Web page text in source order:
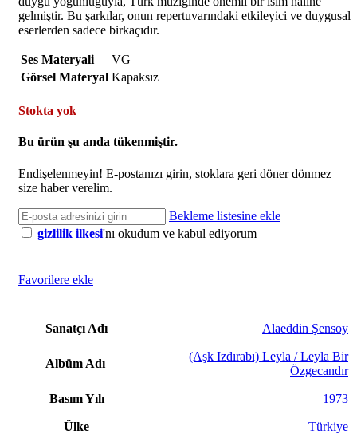
gelmiştir. Bu şarkılar, onun repertuvarındaki etkileyici ve duygusal
eserlerden sadece birkaçıdır.
Ses Materyali
VG
Görsel Materyal Kapaksız
Stokta yok
Bu ürün şu anda tükenmiştir.
Endişelenmeyin! E-postanızı girin, stoklara geri döner dönmez
size haber verelim.
Bekleme listesine ekle
gizlilik ilkesi'nı okudum ve kabul ediyorum
Favorilere ekle
Sanatçı Adı Alaeddin Şensoy
Albüm Adı
(Aşk Izdırabı) Leyla / Leyla Bir
Özgecandır
Basım Yılı 1973
Ülke Türkiye